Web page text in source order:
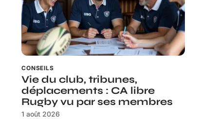
CONSEILS
Vie du club, tribunes,
déplacements : CA libre
Rugby vu par ses membres
1 août 2026